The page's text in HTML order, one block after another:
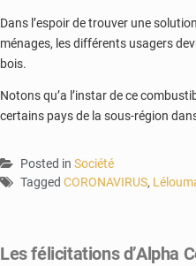
Dans l’espoir de trouver une
ménages, les différents usagers
bois.
Notons qu’a l’instar de ce
certains pays de la sous-région
Posted in Société
Tagged CORONAVIRUS,
Les félicitations d’Alpha